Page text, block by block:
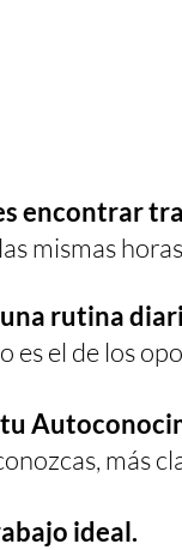
encontrar
mismas
rutina
es el de los
más
ideal.